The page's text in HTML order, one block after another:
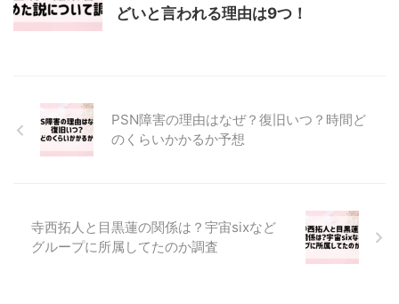
どいと言われる理由は9つ！
PSN障害の理由はなぜ？復旧いつ？時間ど
のくらいかかるか予想
寺西拓人と目黒蓮の関係は？宇宙sixなど
グループに所属してたのか調査